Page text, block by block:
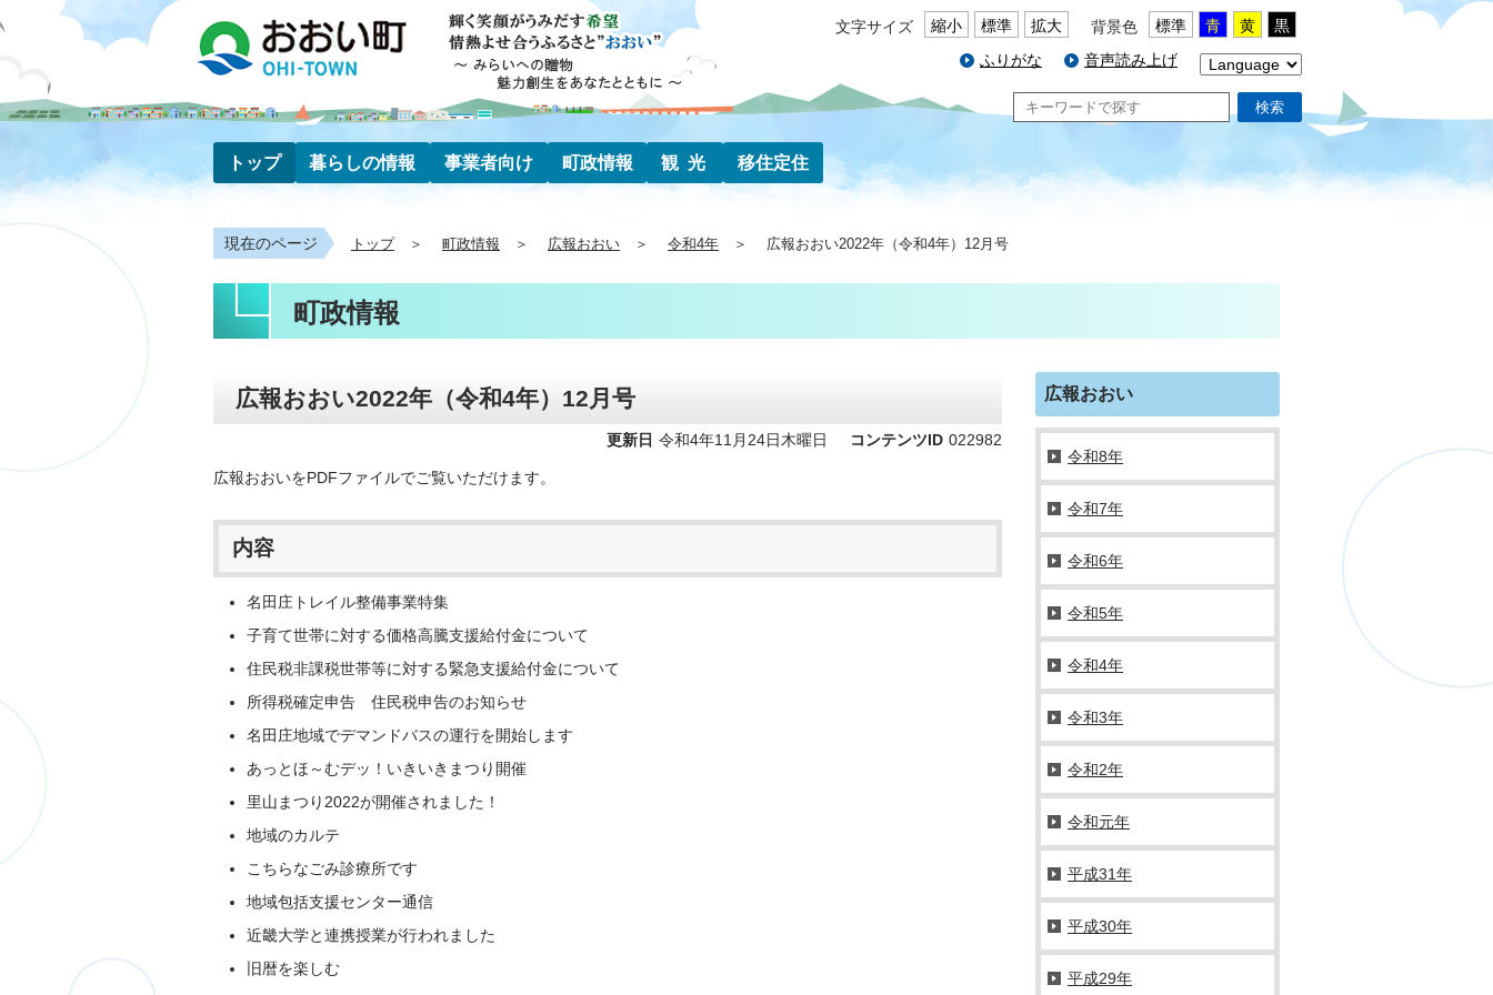
文字サイズ 縮小 標準 拡大 背景色 標準 青 黄
黒
ふりがな
音声読み上げ
検索
トップ 暮らしの情報 事業者向け 町政情報 観光 移住定住
現在のページ トップ 町政情報 広報おおい 令和4年 広報おおい2022年（令和4年）12月号
町政情報
広報おおい2022年（令和4年）12月号
更新日 令和4年11月24日木曜日 コンテンツID 022982
広報おおいをPDFファイルでご覧いただけます。
内容
名田庄トレイル整備事業特集
子育て世帯に対する価格高騰支援給付金について
住民税非課税世帯等に対する緊急支援給付金について
所得税確定申告 住民税申告のお知らせ
名田庄地域でデマンドバスの運行を開始します
あっとほ～むデッ！いきいきまつり開催
里山まつり2022が開催されました！
地域のカルテ
こちらなごみ診療所です
地域包括支援センター通信
近畿大学と連携授業が行われました
旧暦を楽しむ
広報おおい
令和8年
令和7年
令和6年
令和5年
令和4年
令和3年
令和2年
令和元年
平成31年
平成30年
平成29年